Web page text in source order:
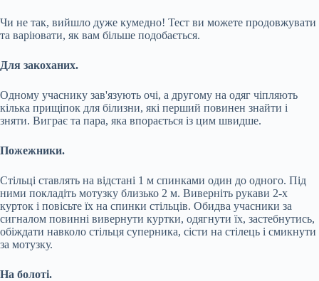
Чи не так, вийшло дуже кумедно! Тест ви можете продовжувати
та варіювати, як вам більше подобається.
Для закоханих.
Одному учаснику зав'язують очі, а другому на одяг чіпляють
кілька прищіпок для білизни, які перший повинен знайти і
зняти. Виграє та пара, яка впорається із цим швидше.
Пожежники.
Стільці ставлять на відстані 1 м спинками один до одного. Під
ними покладіть мотузку близько 2 м. Виверніть рукави 2-х
курток і повісьте їх на спинки стільців. Обидва учасники за
сигналом повинні вивернути куртки, одягнути їх, застебнутись,
обіждати навколо стільця суперника, сісти на стілець і смикнути
за мотузку.
На болоті.